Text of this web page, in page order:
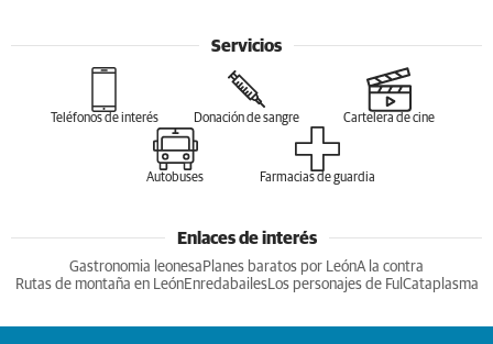
Servicios
Teléfonos de interés Donación de sangre Cartelera de cine
Autobuses Farmacias de guardia
Enlaces de interés
Gastronomia leonesa Planes baratos por LeónA la contra
Rutas de montaña en LeónEnredabailesLos personajes de Ful Cataplasma